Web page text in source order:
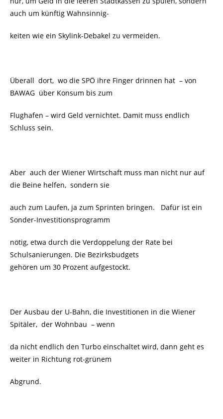
auch um künftig Wahnsinnig-
keiten wie ein Skylink-Debakel zu vermeiden.
Überall dort, wo die SPÖ ihre Finger drinnen hat – von
BAWAG über Konsum bis zum
Flughafen – wird Geld vernichtet. Damit muss endlich
Schluss sein.
Aber auch der Wiener Wirtschaft muss man nicht nur auf
die Beine helfen, sondern sie
auch zum Laufen, ja zum Sprinten bringen. Dafür ist ein
Sonder-Investitionsprogramm
nötig, etwa durch die Verdoppelung der Rate bei
Schulsanierungen. Die Bezirksbudgets
gehören um 30 Prozent aufgestockt.
Der Ausbau der U-Bahn, die Investitionen in die Wiener
Spitäler, der Wohnbau – wenn
da nicht endlich den Turbo einschaltet wird, dann geht es
weiter in Richtung rot-grünem
Abgrund.